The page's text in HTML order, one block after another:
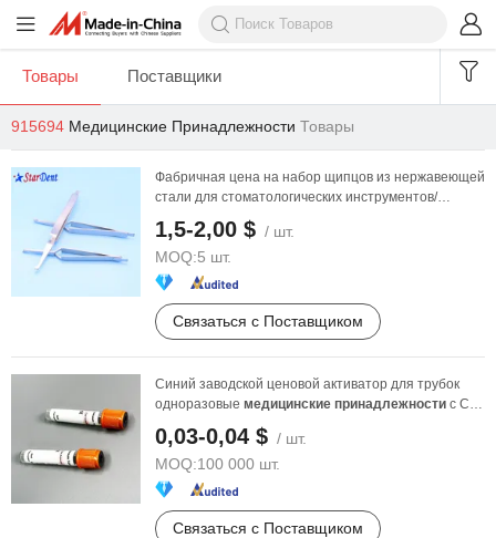
Товары Поставщики
915694 Медицинские Принадлежности Товары
Фабричная цена на набор щипцов из нержавеющей
стали для стоматологических инструментов/
медицинских ...
1,5-2,00 $ / шт.
MOQ:5 шт.
Связаться с Поставщиком
Синий заводской ценовой активатор для трубок
одноразовые медицинские принадлежности с CE
0,03-0,04 $ / шт.
MOQ:100 000 шт.
Связаться с Поставщиком